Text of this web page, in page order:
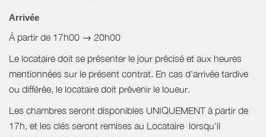
Arrivée
Á partir de 17h00 → 20h00
Le locataire doit se présenter le jour précisé et aux heures
mentionnées sur le présent contrat. En cas d'arrivée tardive
ou différée, le locataire doit prévenir le loueur.
Les chambres seront disponibles UNIQUEMENT à partir de
17h, et les clés seront remises au Locataire lorsqu'il